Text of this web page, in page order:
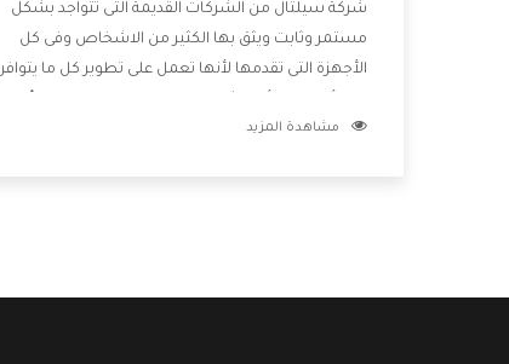
شركة سيلتال من الشركات القديمة التى تتواجد بشكل
مستمر وثابت ويثق بها الكثير من الاشخاص وفى كل
الأجهزة التى تقدمها لأنها تعمل على تطوير كل ما يتوافر
خدمات ما بعد البيع مع المنتجات وتقدم للعملاء أقوى
مشاهدة المزيد